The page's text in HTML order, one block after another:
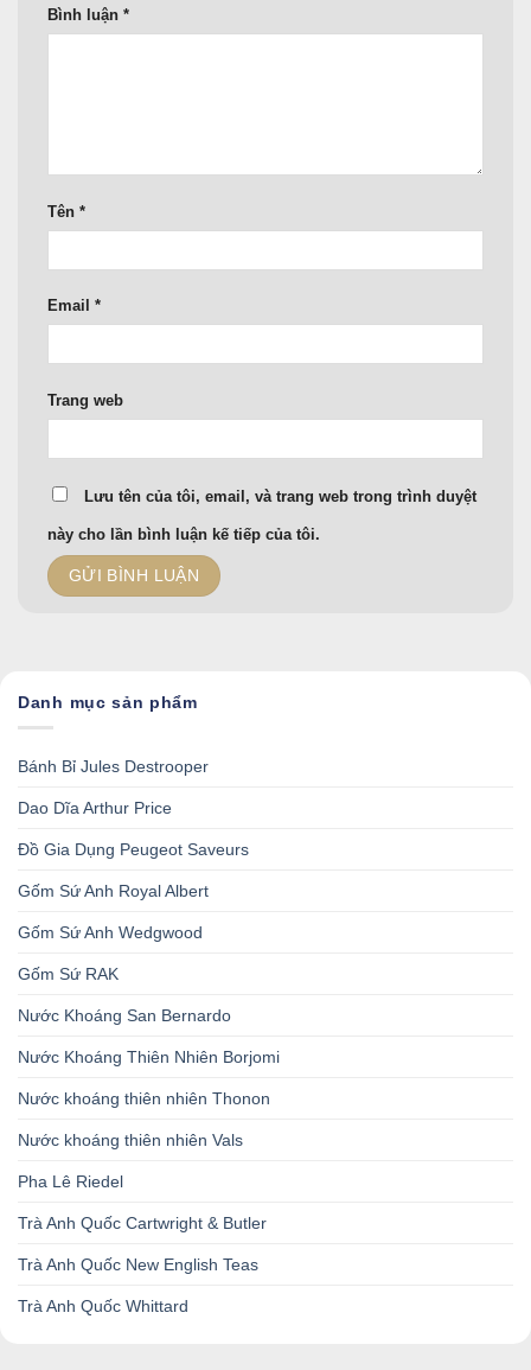
Bình luận *
Tên *
Email *
Trang web
Lưu tên của tôi, email, và trang web trong trình duyệt
này cho lần bình luận kế tiếp của tôi.
Danh mục sản phẩm
Bánh Bỉ Jules Destrooper
Dao Dĩa Arthur Price
Đồ Gia Dụng Peugeot Saveurs
Gốm Sứ Anh Royal Albert
Gốm Sứ Anh Wedgwood
Gốm Sứ RAK
Nước Khoáng San Bernardo
Nước Khoáng Thiên Nhiên Borjomi
Nước khoáng thiên nhiên Thonon
Nước khoáng thiên nhiên Vals
Pha Lê Riedel
Trà Anh Quốc Cartwright & Butler
Trà Anh Quốc New English Teas
Trà Anh Quốc Whittard